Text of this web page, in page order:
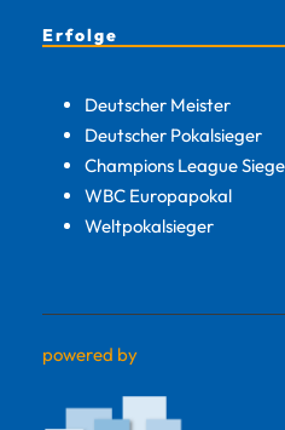
Erfolge
Deutscher Meister
Deutscher Pokalsieger
Champions League
WBC Europapokal
Weltpokalsieger
powered by